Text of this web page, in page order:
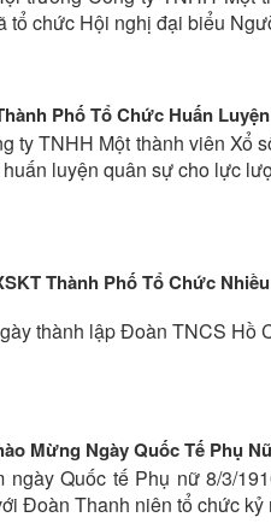
tổ chức Hội nghị đại biểu
Phố Tổ Chức Huấn
ty TNHH Một thành viên Xổ
luyện quân sự cho lực
Thành Phố Tổ Chức
thành lập Đoàn TNCS Hồ
Mừng Ngày Quốc Tế Phụ
ngày Quốc tế Phụ nữ 8/3/
Đoàn Thanh niên tổ chức